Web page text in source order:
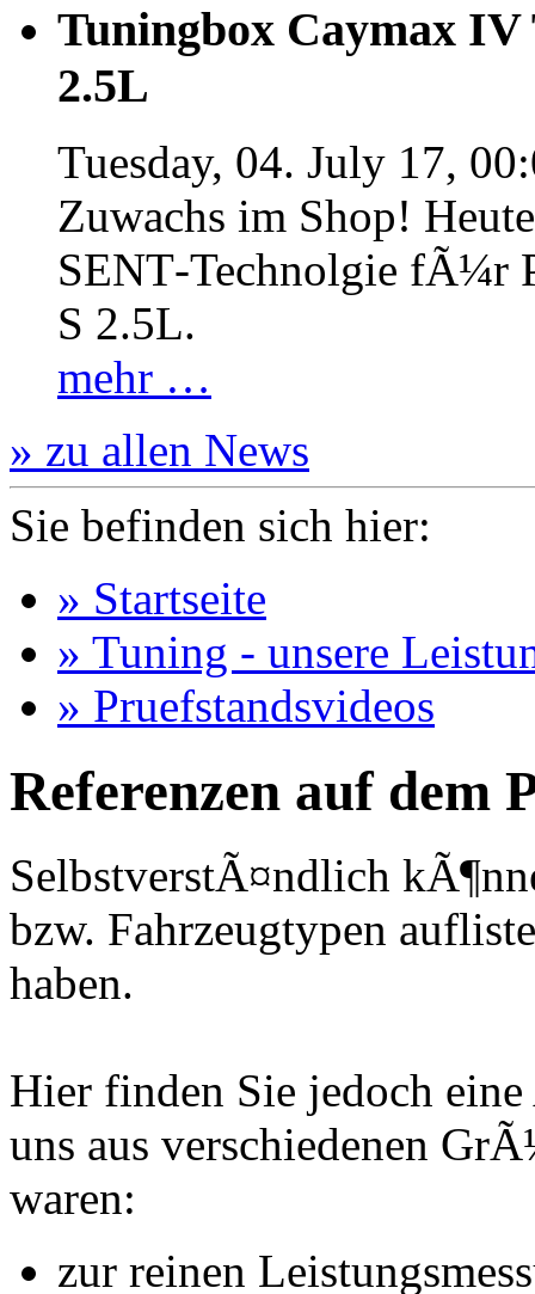
Tuningbox Caymax IV
2.5L
Tuesday, 04. July 17,
Zuwachs im Shop!
SENT‐Technolgie fÃ¼r
S 2.5L.
mehr …
» zu allen News
Sie befinden sich hier:
» Startseite
» Tuning - unsere
» Pruefstandsvideos
Referenzen auf dem
SelbstverstÃ¤ndlich
bzw. Fahrzeugtypen
haben.
Hier finden Sie jedoch
uns aus verschiedenen
waren:
zur reinen